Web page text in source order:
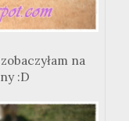
na
:D